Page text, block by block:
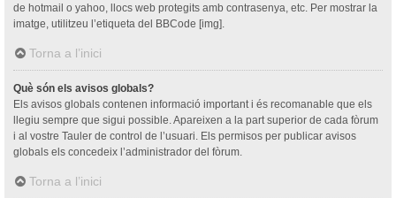
de hotmail o yahoo, llocs web protegits amb contrasenya, etc. Per mostrar la
imatge, utilitzeu l’etiqueta del BBCode [img].
Torna a l’inici
Què són els avisos globals?
Els avisos globals contenen informació important i és recomanable que els
llegiu sempre que sigui possible. Apareixen a la part superior de cada fòrum
i al vostre Tauler de control de l’usuari. Els permisos per publicar avisos
globals els concedeix l’administrador del fòrum.
Torna a l’inici